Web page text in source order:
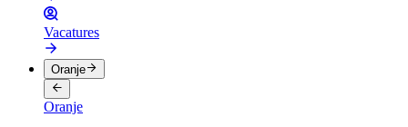
Vacatures
Oranje
Oranje